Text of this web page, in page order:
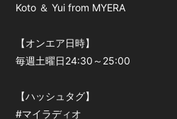
Koto ＆ Yui from MYERA
【オンエア日時】
毎週土曜日24:30～25:00
【ハッシュタグ】
#マイラディオ